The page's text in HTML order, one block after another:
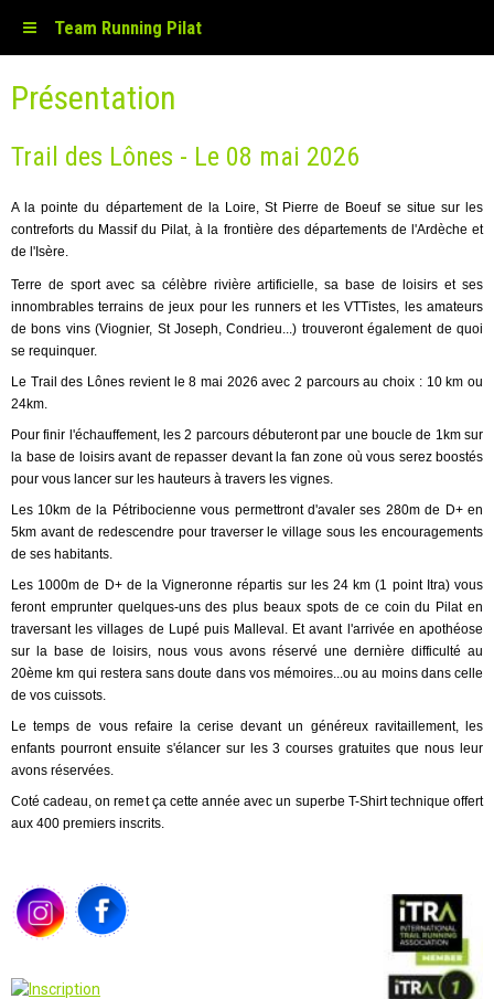
Team Running Pilat
Présentation
Trail des Lônes - Le 08 mai 2026
A la pointe du département de la Loire, St Pierre de Boeuf se situe sur les
contreforts du Massif du Pilat, à la frontière des départements de l'Ardèche et
de l'Isère.
Terre de sport avec sa célèbre rivière artificielle, sa base de loisirs et ses
innombrables terrains de jeux pour les runners et les VTTistes, les amateurs
de bons vins (Viognier, St Joseph, Condrieu...) trouveront également de quoi
se requinquer.
Le Trail des Lônes revient le 8 mai 2026 avec 2 parcours au choix : 10 km ou
24km.
Pour finir l'échauffement, les 2 parcours débuteront par une boucle de 1km sur
la base de loisirs avant de repasser devant la fan zone où vous serez boostés
pour vous lancer sur les hauteurs à travers les vignes.
Les 10km de la Pétribocienne vous permettront d'avaler ses 280m de D+ en
5km avant de redescendre pour traverser le village sous les encouragements
de ses habitants.
Les 1000m de D+ de la Vigneronne répartis sur les 24 km (1 point Itra) vous
feront emprunter quelques-uns des plus beaux spots de ce coin du Pilat en
traversant les villages de Lupé puis Malleval. Et avant l'arrivée en apothéose
sur la base de loisirs, nous vous avons réservé une dernière difficulté au
20ème km qui restera sans doute dans vos mémoires...ou au moins dans celle
de vos cuissots.
Le temps de vous refaire la cerise devant un généreux ravitaillement, les
enfants pourront ensuite s'élancer sur les 3 courses gratuites que nous leur
avons réservées.
Coté cadeau, on remet ça cette année avec un superbe T-Shirt technique offert
aux 400 premiers inscrits.